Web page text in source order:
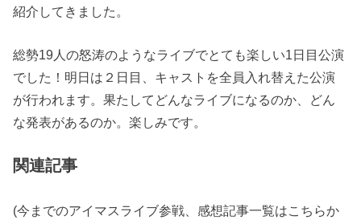
紹介してきました。
総勢19人の怒涛のようなライブでとても楽しい1日目公演
でした！明日は２日目、キャストを全員入れ替えた公演
が行われます。果たしてどんなライブになるのか、どん
な発表があるのか。楽しみです。
関連記事
(今までのアイマスライブ参戦、感想記事一覧はこちらか